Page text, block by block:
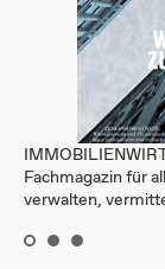
Fachmagazin für
verwalten,